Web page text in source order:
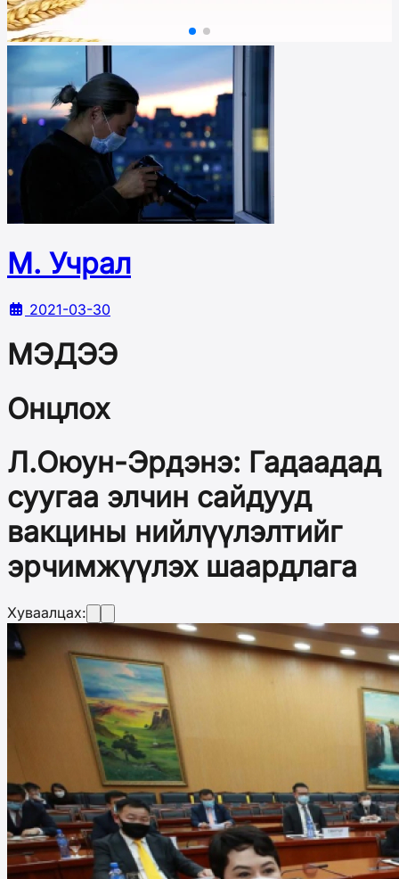
М. Учрал
2021-03-30
МЭДЭЭ
Онцлох
Л.Оюун-Эрдэнэ: Гадаадад
суугаа элчин сайдууд
вакцины нийлүүлэлтийг
эрчимжүүлэх шаардлага
Хуваалцах: